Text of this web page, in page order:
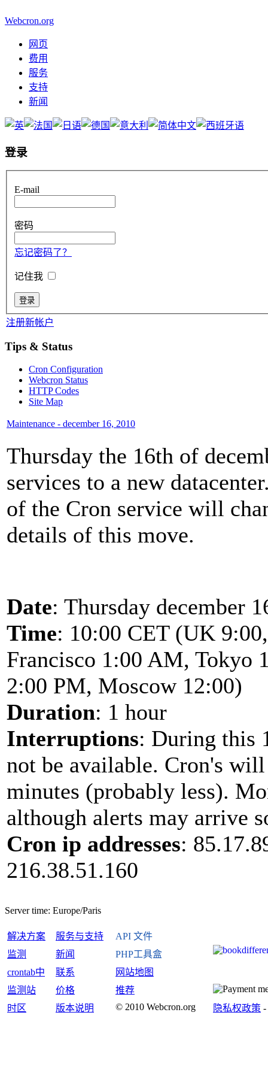
Webcron.org
网页
费用
服务
支持
新闻
登录
E-mail
密码
忘记密码了？
记住我
注册新帐户
Tips & Status
Cron Configuration
Webcron Status
HTTP Codes
Site Map
Maintenance - december 16, 2010
Thursday the 16th of
services to a new
of the Cron service will
details of this move.
Date: Thursday december
Time: 10:00 CET (UK
Francisco 1:00 AM, Tokyo
2:00 PM, Moscow 12:00)
Duration: 1 hour
Interruptions: During this
not be available. Cron's
minutes (probably less).
although alerts may arrive
Cron ip addresses:
216.38.51.160
Server time: Europe/Paris
解决方案 服务与支持
API 文件
监测
新闻
PHP工具盒
crontab中
联系
网站地图
监测站
价格
推荐
时区
版本说明 © 2010 Webcron.org 隐私权政策 -